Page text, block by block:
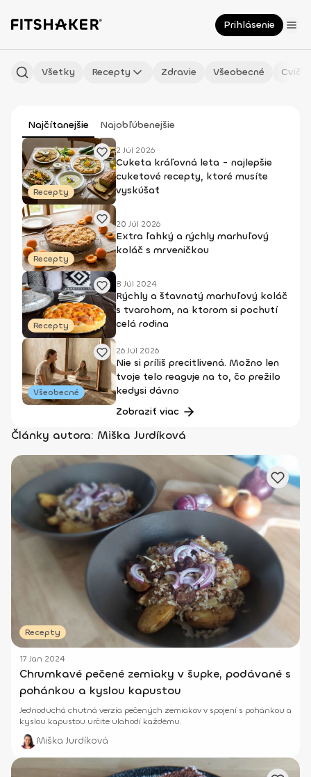
Prihlásenie
Všetky Recepty Zdravie Všeobecné
Najčítanejšie Najobľúbenejšie
Recepty
2 Júl 2026
Cuketa kráľovná leta - najlepšie
cuketové recepty, ktoré musíte
vyskúšať
Recepty
20 Júl 2026
Extra ľahký a rýchly marhuľový
koláč s mrveničkou
Recepty
8 Júl 2024
Rýchly a šťavnatý marhuľový koláč
s tvarohom, na ktorom si pochutí
celá rodina
Všeobecné
26 Júl 2026
Nie si príliš precitlivená. Možno len
tvoje telo reaguje na to, čo prežilo
kedysi dávno
Zobraziť viac
Články autora: Miška Jurdíková
Recepty
17 Jan 2024
Chrumkavé pečené zemiaky v šupke, podávané s
pohánkou a kyslou kapustou
Jednoduchá chutná verzia pečených zemiakov v spojení s pohánkou a
kyslou kapustou určite ulahodí každému.
Miška Jurdíková